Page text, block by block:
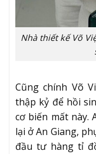
Nhà thiết kế Võ
Cũng chính Võ
thập kỷ để hồi
cơ biến mất này.
lại ở An Giang,
đầu tư hàng tỉ